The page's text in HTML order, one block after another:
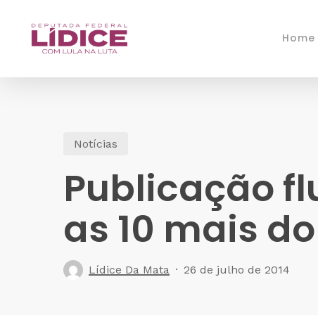
Home
Notícias
Publicação
as 10 mais
Lídice Da Mata 26 de julho de 2014